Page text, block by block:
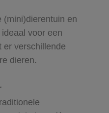
(mini)dierentuin en
voor een
er verschillende
dieren.